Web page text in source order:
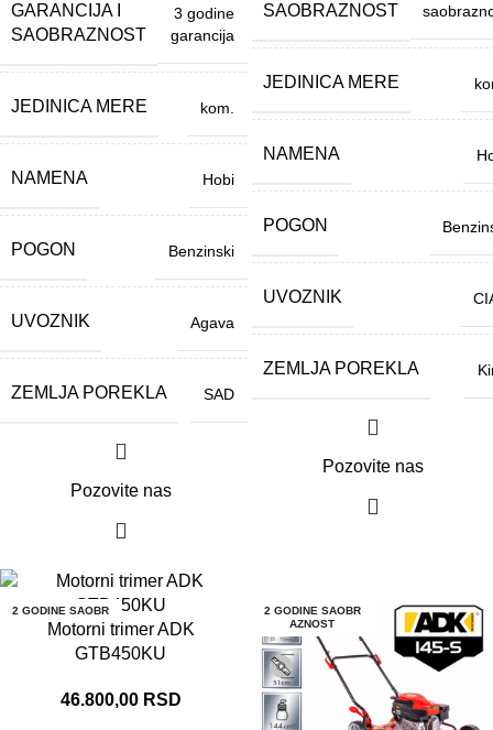
GARANCIJA I
SAOBRAZNOST
3 godine
garancija
JEDINICA MERE kom.
NAMENA Hobi
POGON Benzinski
UVOZNIK Agava
ZEMLJA POREKLA SAD
Pozovite nas
SAOBRAZNOST
JEDINICA MERE
NAMENA
POGON
UVOZNIK
ZEMLJA POREKLA
Pozovite nas
2 GODINE SAOBR
AZNOST
Motorni trimer ADK
GTB450KU
46.800,00 RSD
2 GODINE SAOBR
AZNOST